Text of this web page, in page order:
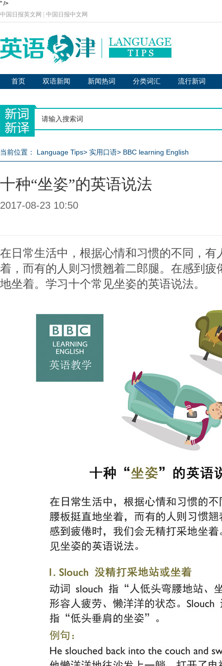
" />
中国日报英文网
中国日报中文网
首页 双语新闻 新闻热词 分类词汇 流行新词
当前位置： Language Tips> 实用口语> BBC learning English
十种“坐姿”的英语说法
2017-08-23 10:50
在日常生活中，根据心情和习惯的不同，有
着，而有的人则习惯翘着二郎腿。在感到疲
地坐着。学习十个常见坐姿的英语说法。